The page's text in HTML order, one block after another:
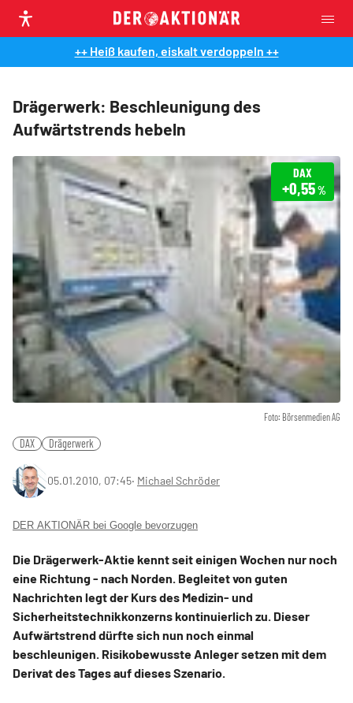
++ Heiß kaufen, eiskalt verdoppeln ++
Drägerwerk: Beschleunigung des
Aufwärtstrends hebeln
Foto: Börsenmedien AG
DAX
+0,55%
DAX Drägerwerk
05.01.2010, 07:45‧ Michael Schröder
DER AKTIONÄR bei Google bevorzugen
Die Drägerwerk-Aktie kennt seit einigen Wochen nur noch
eine Richtung - nach Norden. Begleitet von guten
Nachrichten legt der Kurs des Medizin- und
Sicherheitstechnikkonzerns kontinuierlich zu. Dieser
Aufwärtstrend dürfte sich nun noch einmal
beschleunigen. Risikobewusste Anleger setzen mit dem
Derivat des Tages auf dieses Szenario.